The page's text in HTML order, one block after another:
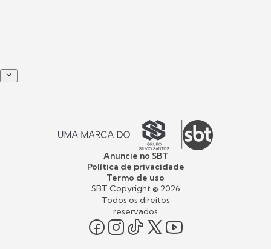
Anuncie no SBT
Política de privacidade
Termo de uso
SBT Copyright © 2026
Todos os direitos
reservados